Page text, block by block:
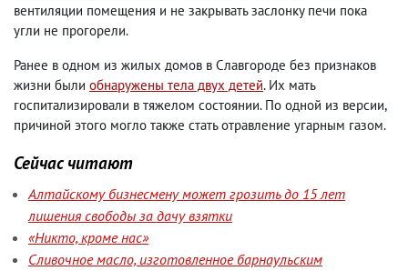
вентиляции помещения и не закрывать заслонку печи пока
угли не прогорели.
Ранее в одном из жилых домов в Славгороде без признаков
жизни были обнаружены тела двух детей. Их мать
госпитализировали в тяжелом состоянии. По одной из версии,
причиной этого могло также стать отравление угарным газом.
Сейчас читают
Алтайскому бизнесмену может грозить до 15 лет
лишения свободы за дачу взятки
«Никто, кроме нас»
Сливочное масло, изготовленное барнаульским